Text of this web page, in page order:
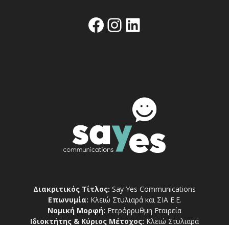
Facebook
Instagram
Linkedin
Διακριτικός Τίτλος: Say Yes Communications
Επωνυμία: Κλειώ Στυλιαρά και ΣΙΑ Ε.Ε.
Νομική Μορφή: Ετερόρρυθμη Εταιρεία
Ιδιοκτήτης & Κύριος Μέτοχος: Κλειώ Στυλιαρά